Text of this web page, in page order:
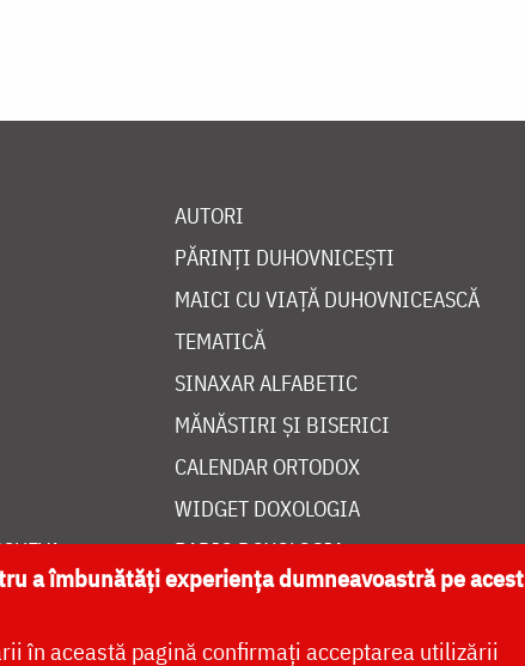
AUTORI
PĂRINȚI DUHOVNICEȘTI
MAICI CU VIAȚĂ DUHOVNICEASCĂ
TEMATICĂ
SINAXAR ALFABETIC
MĂNĂSTIRI ȘI BISERICI
CALENDAR ORTODOX
WIDGET DOXOLOGIA
RADIO DOXOLOGIA
a îmbunătăți experiența dumneavoastră pe acest
în această pagină confirmați acceptarea utilizării